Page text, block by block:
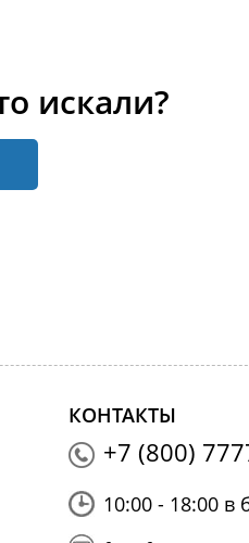
искали?
КОНТАКТЫ
+7 (800)
10:00 - 18:00 в